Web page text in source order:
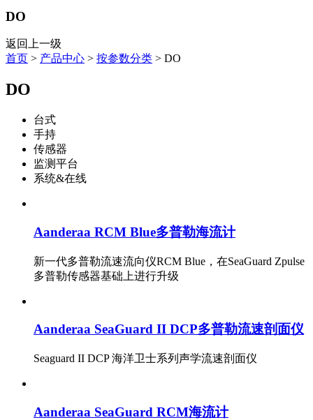
DO
返回上一级
首页 > 产品中心 > 按参数分类 > DO
DO
台式
手持
传感器
监测平台
系统&在线
Aanderaa RCM Blue多普勒海流计
新一代多普勒流速流向仪RCM Blue，在SeaGuard Zpulse
多普勒传感器基础上进行升级
Aanderaa SeaGuard II DCP多普勒流速剖面仪
Seaguard II DCP 海洋卫士系列声学流速剖面仪
Aanderaa SeaGuard RCM海流计